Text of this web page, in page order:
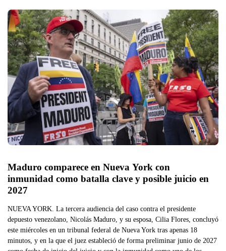
Maduro comparece en Nueva York con
inmunidad como batalla clave y posible juicio en
2027
NUEVA YORK. La tercera audiencia del caso contra el presidente
depuesto venezolano, Nicolás Maduro, y su esposa, Cilia Flores, concluyó
este miércoles en un tribunal federal de Nueva York tras apenas 18
minutos, y en la que el juez estableció de forma preliminar junio de 2027